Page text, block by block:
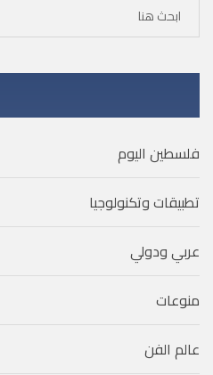
فلسطين اليوم
تطبيقات وتكنولوجيا
عربي ودولي
منوعات
عالم الفن